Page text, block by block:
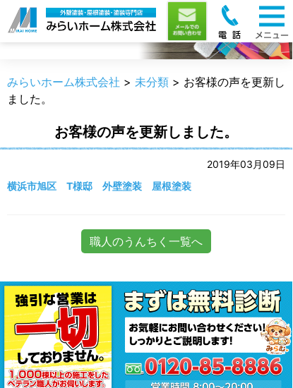
職人のうんちく
みらいホーム株式会社 > 未分類 > お客様の声を更新し
ました。
お客様の声を更新しました。
2019年03月09日
横浜市旭区 T様邸 外壁塗装 屋根塗装
職人のうんちく一覧へ